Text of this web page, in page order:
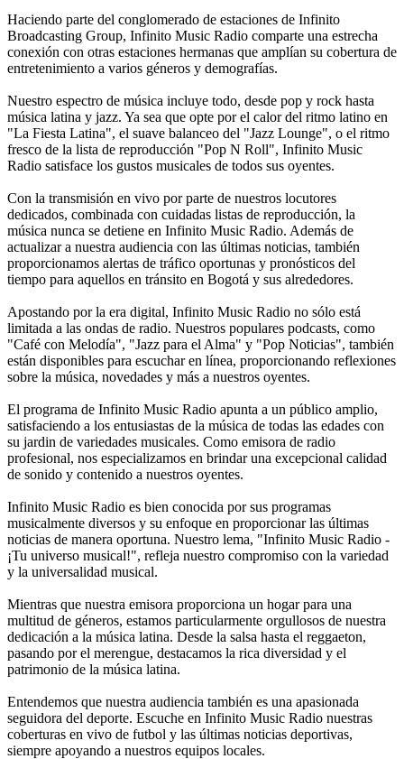
Haciendo parte del conglomerado de estaciones de Infinito
Broadcasting Group, Infinito Music Radio comparte una estrecha
conexión con otras estaciones hermanas que amplían su cobertura de
entretenimiento a varios géneros y demografías.
Nuestro espectro de música incluye todo, desde pop y rock hasta
música latina y jazz. Ya sea que opte por el calor del ritmo latino en
"La Fiesta Latina", el suave balanceo del "Jazz Lounge", o el ritmo
fresco de la lista de reproducción "Pop N Roll", Infinito Music
Radio satisface los gustos musicales de todos sus oyentes.
Con la transmisión en vivo por parte de nuestros locutores
dedicados, combinada con cuidadas listas de reproducción, la
música nunca se detiene en Infinito Music Radio. Además de
actualizar a nuestra audiencia con las últimas noticias, también
proporcionamos alertas de tráfico oportunas y pronósticos del
tiempo para aquellos en tránsito en Bogotá y sus alrededores.
Apostando por la era digital, Infinito Music Radio no sólo está
limitada a las ondas de radio. Nuestros populares podcasts, como
"Café con Melodía", "Jazz para el Alma" y "Pop Noticias", también
están disponibles para escuchar en línea, proporcionando reflexiones
sobre la música, novedades y más a nuestros oyentes.
El programa de Infinito Music Radio apunta a un público amplio,
satisfaciendo a los entusiastas de la música de todas las edades con
su jardin de variedades musicales. Como emisora de radio
profesional, nos especializamos en brindar una excepcional calidad
de sonido y contenido a nuestros oyentes.
Infinito Music Radio es bien conocida por sus programas
musicalmente diversos y su enfoque en proporcionar las últimas
noticias de manera oportuna. Nuestro lema, "Infinito Music Radio -
¡Tu universo musical!", refleja nuestro compromiso con la variedad
y la universalidad musical.
Mientras que nuestra emisora proporciona un hogar para una
multitud de géneros, estamos particularmente orgullosos de nuestra
dedicación a la música latina. Desde la salsa hasta el reggaeton,
pasando por el merengue, destacamos la rica diversidad y el
patrimonio de la música latina.
Entendemos que nuestra audiencia también es una apasionada
seguidora del deporte. Escuche en Infinito Music Radio nuestras
coberturas en vivo de futbol y las últimas noticias deportivas,
siempre apoyando a nuestros equipos locales.